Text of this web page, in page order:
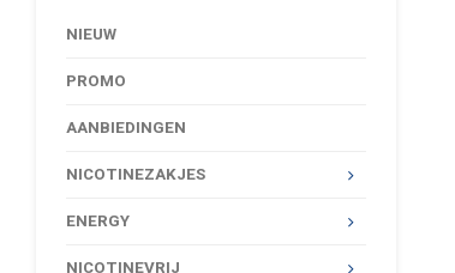
NIEUW
PROMO
AANBIEDINGEN
NICOTINEZAKJES
ENERGY
NICOTINEVRIJ